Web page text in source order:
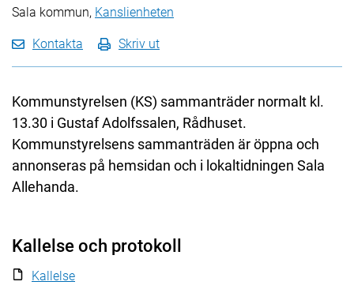
Sala kommun, Kanslienheten
Kontakta Skriv ut
Kommunstyrelsen (KS) sammanträder normalt kl.
13.30 i Gustaf Adolfssalen, Rådhuset.
Kommunstyrelsens sammanträden är öppna och
annonseras på hemsidan och i lokaltidningen Sala
Allehanda.
Kallelse och protokoll
Kallelse